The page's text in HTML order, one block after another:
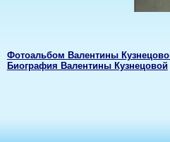
Фотоальбом Валентины
Биография Валентины Кузнецовой